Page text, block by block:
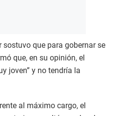
sostuvo que para gobernar se
que, en su opinión, el
joven” y no tendría la
al máximo cargo, el